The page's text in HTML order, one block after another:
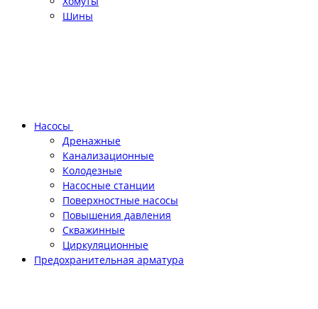
Шины
Насосы
Дренажные
Канализационные
Колодезные
Насосные станции
Поверхностные насосы
Повышения давления
Скважинные
Циркуляционные
Предохранительная арматура